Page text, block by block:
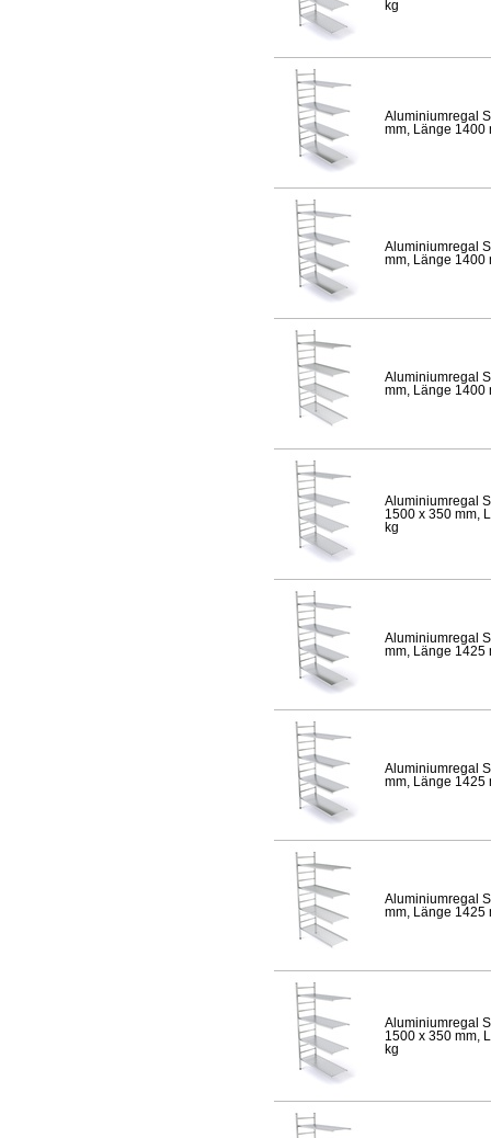
kg
Aluminiumregal
mm, Länge 1400
Aluminiumregal
mm, Länge 1400
Aluminiumregal
mm, Länge 1400
Aluminiumregal
1500 x 350 mm,
kg
Aluminiumregal
mm, Länge 1425
Aluminiumregal
mm, Länge 1425
Aluminiumregal
mm, Länge 1425
Aluminiumregal
1500 x 350 mm,
kg